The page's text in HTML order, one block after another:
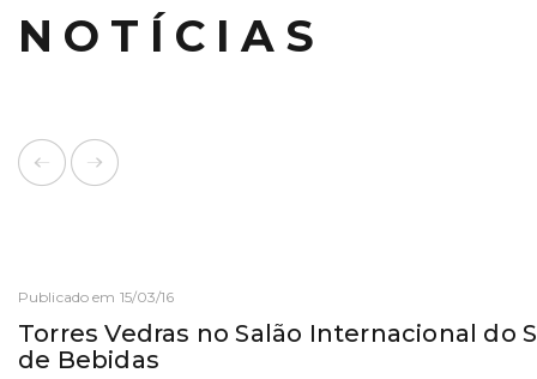
NOTÍCIAS
Publicado em 15/03/16
Torres Vedras no Salão Internacional do
de Bebidas